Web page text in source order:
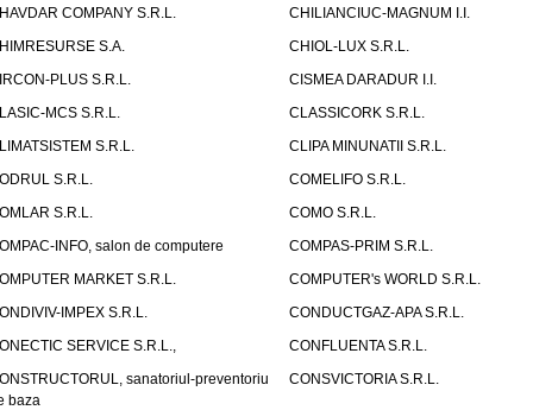
COMPANY S.R.L.
CHILIANCIUC-MAGNUM I.I.
S.A.
CHIOL-LUX S.R.L.
PLUS S.R.L.
CISMEA DARADUR I.I.
MCS S.R.L.
CLASSICORK S.R.L.
S.R.L.
CLIPA MINUNATII S.R.L.
S.R.L.
COMELIFO S.R.L.
S.R.L.
COMO S.R.L.
INFO, salon de computere
COMPAS-PRIM S.R.L.
MARKET S.R.L.
COMPUTER's WORLD S.R.L.
IMPEX S.R.L.
CONDUCTGAZ-APA S.R.L.
SERVICE S.R.L.,
CONFLUENTA S.R.L.
sanatoriul-preventoriu
baza
CONSVICTORIA S.R.L.